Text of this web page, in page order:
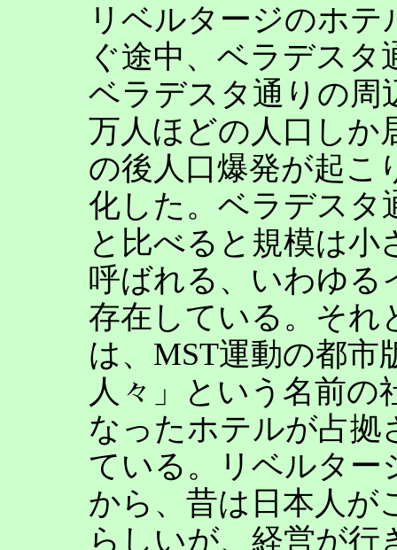
リベルタージのホ
ぐ途中、ベラデス
ベラデスタ通りの周
万人ほどの人口しか
の後人口爆発が起こ
化した。ベラデスタ
と比べると規模は
呼ばれる、いわゆる
存在している。それ
は、MST運動の都市
人々」という名前の
なったホテルが占拠
ている。リベルター
から、昔は日本人が
らしいが、経営が